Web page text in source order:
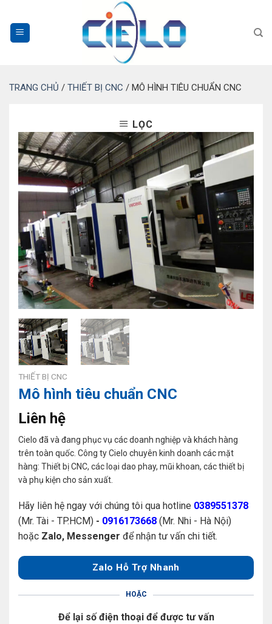
qua
nội
TRANG CHỦ / THIẾT BỊ CNC / MÔ HÌNH TIÊU CHUẨN CNC
LỌC
THIẾT BỊ CNC
Mô hình tiêu chuẩn CNC
Liên hệ
Cielo đã và đang phục vụ các doanh nghiệp và khách hàng
trên toàn quốc. Công ty Cielo chuyên kinh doanh các mặt
hàng: Thiết bị CNC, các loại dao phay, mũi khoan, các thiết bị
và phụ kiện cho sản xuất.
Hãy liên hệ ngay với chúng tôi qua hotline 0389551378
(Mr. Tài - TP.HCM) - 0916173668 (Mr. Nhi - Hà Nội)
hoặc Zalo, Messenger để nhận tư vấn chi tiết.
Zalo Hỗ Trợ Nhanh
HOẶC
Để lại số điện thoại để được tư vấn